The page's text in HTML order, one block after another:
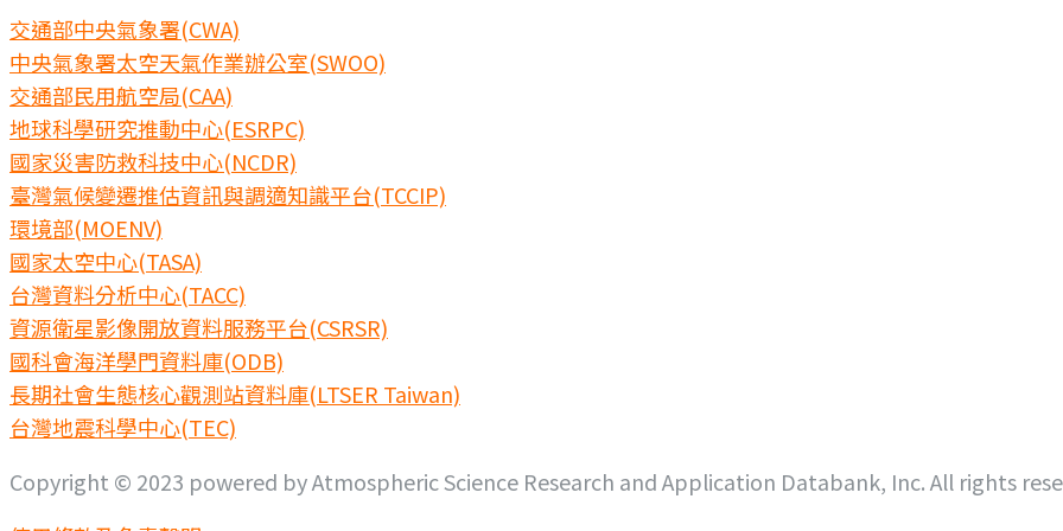
交通部中央氣象署(CWA)
中央氣象署太空天氣作業辦公室(SWOO)
交通部民用航空局(CAA)
地球科學研究推動中心(ESRPC)
國家災害防救科技中心(NCDR)
臺灣氣候變遷推估資訊與調適知識平台(TCCIP)
環境部(MOENV)
國家太空中心(TASA)
台灣資料分析中心(TACC)
資源衛星影像開放資料服務平台(CSRSR)
國科會海洋學門資料庫(ODB)
長期社會生態核心觀測站資料庫(LTSER Taiwan)
台灣地震科學中心(TEC)
Copyright © 2023 powered by Atmospheric Science Research and Application Databank, Inc. All rights